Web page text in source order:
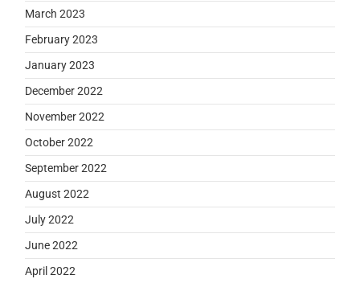
March 2023
February 2023
January 2023
December 2022
November 2022
October 2022
September 2022
August 2022
July 2022
June 2022
April 2022